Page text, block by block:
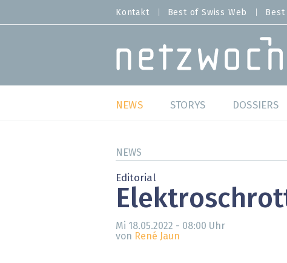
zum
MENU
Kontakt Best of Swiss Web
MAIN NAVIGATION
NEWS
Studien
Meinungen
STORYS DOSSIERS
Best of
NEWS
Editorial
Mi 18.05.2022 - 08:00 Uhr
von René Jaun